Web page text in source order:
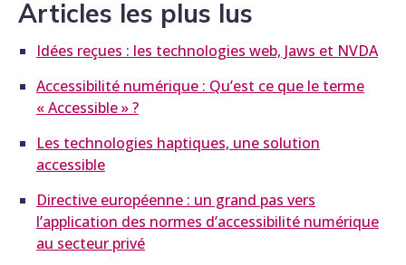
Articles les plus lus
Idées reçues : les technologies web, Jaws et NVDA
Accessibilité numérique : Qu’est ce que le terme
« Accessible » ?
Les technologies haptiques, une solution
accessible
Directive européenne : un grand pas vers
l’application des normes d’accessibilité numérique
au secteur privé